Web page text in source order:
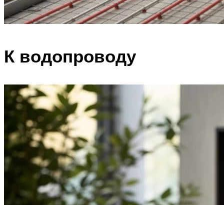
К водопроводу